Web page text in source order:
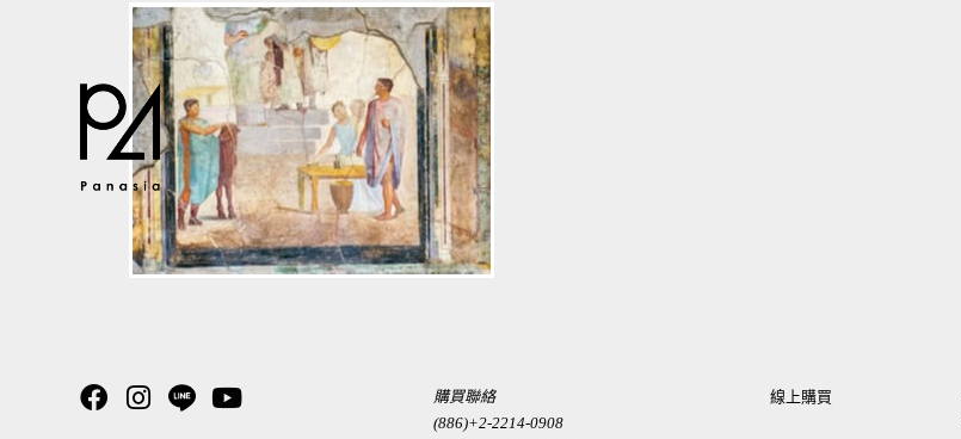
購買聯絡
(886)+2-2214-0908
線上購買